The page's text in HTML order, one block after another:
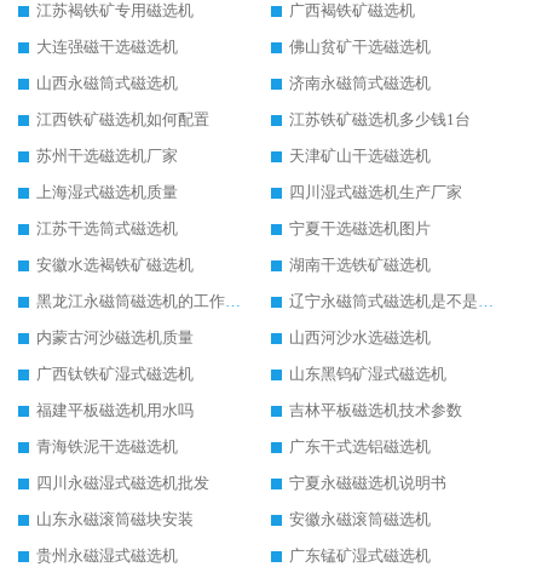
江苏褐铁矿专用磁选机
广西褐铁矿磁选机
大连强磁干选磁选机
佛山贫矿干选磁选机
山西永磁筒式磁选机
济南永磁筒式磁选机
江西铁矿磁选机如何配置
江苏铁矿磁选机多少钱1台
苏州干选磁选机厂家
天津矿山干选磁选机
上海湿式磁选机质量
四川湿式磁选机生产厂家
江苏干选筒式磁选机
宁夏干选磁选机图片
安徽水选褐铁矿磁选机
湖南干选铁矿磁选机
黑龙江永磁筒磁选机的工作原理
辽宁永磁筒式磁选机是不是强磁
内蒙古河沙磁选机质量
山西河沙水选磁选机
广西钛铁矿湿式磁选机
山东黑钨矿湿式磁选机
福建平板磁选机用水吗
吉林平板磁选机技术参数
青海铁泥干选磁选机
广东干式选铝磁选机
四川永磁湿式磁选机批发
宁夏永磁磁选机说明书
山东永磁滚筒磁块安装
安徽永磁滚筒磁选机
贵州永磁湿式磁选机
广东锰矿湿式磁选机